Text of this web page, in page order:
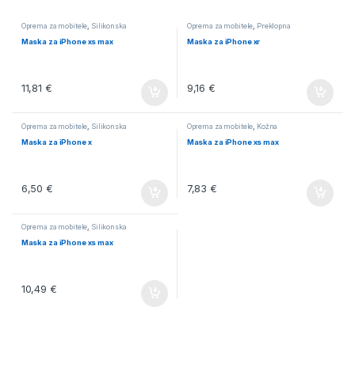
Oprema za mobitele Silikonska
Maska za iPhone xs max
11,81 €
Oprema za mobitele Preklopna
Maska za iPhone xr
9,16 €
Oprema za mobitele, Silikonska
Maska za iPhone x
6,50 €
Oprema za mobitele, Kožna
Maska za iPhone xs max
7,83 €
Oprema za mobitele, Silikonska
Maska za iPhone xs max
10,49 €